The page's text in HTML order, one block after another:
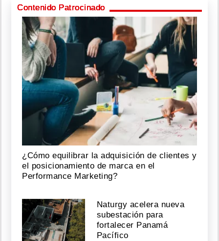
Contenido Patrocinado
¿Cómo equilibrar la adquisición de clientes y
el posicionamiento de marca en el
Performance Marketing?
Naturgy acelera nueva
subestación para
fortalecer Panamá
Pacífico